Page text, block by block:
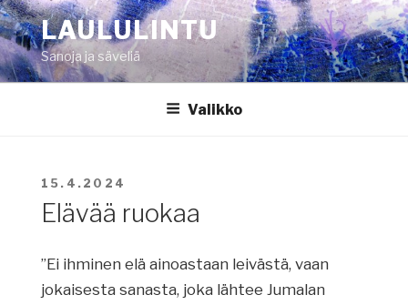
Siirry
sisältöönLAULULINTU
Sanoja ja säveliä
Valikko
JULKAISTU
15.4.2024
Elävää ruokaa
”Ei ihminen elä ainoastaan leivästä, vaan
jokaisesta sanasta, joka lähtee Jumalan